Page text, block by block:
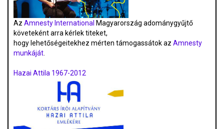
Az Amnesty International Magyarország adománygyűjtő
követeként arra kérlek titeket,
hogy lehetőségeitekhez mérten támogassátok az Amnesty
munkáját.
Hazai Attila 1967-2012